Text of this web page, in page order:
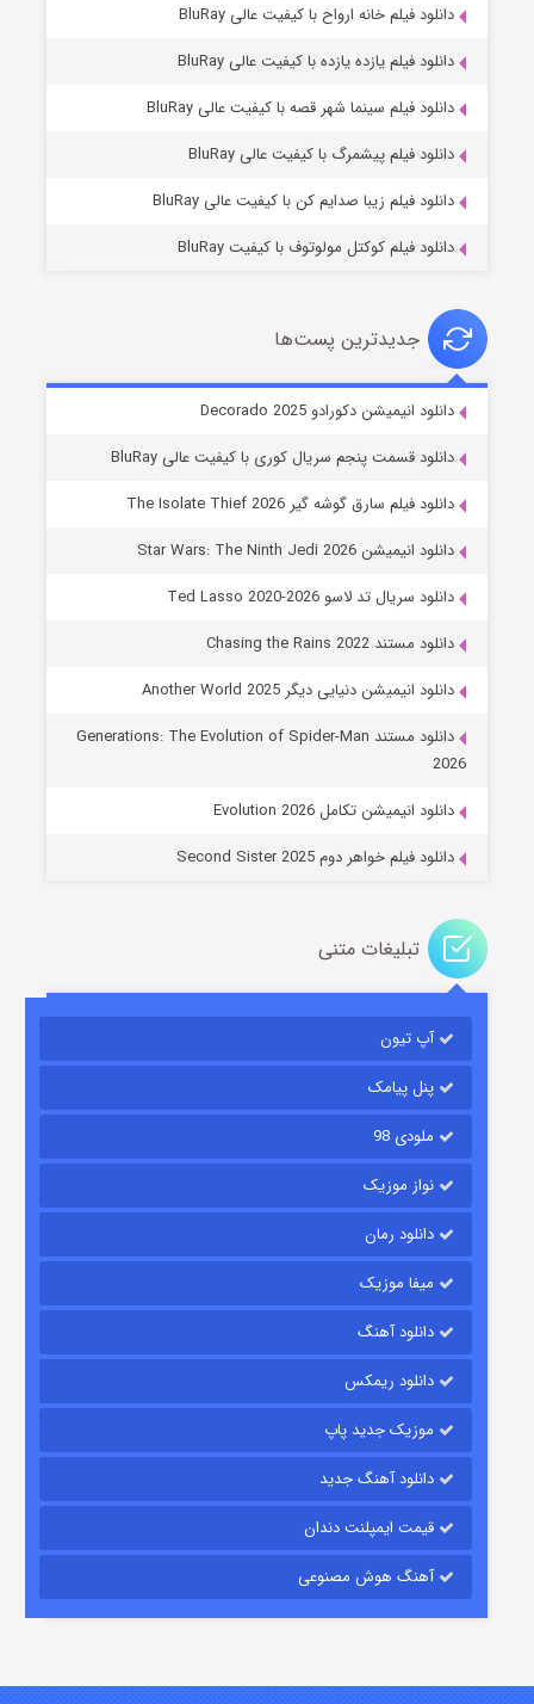
خاندان اژدها فصل ۳
جادوگری در مغولستان
قسمت۱۴ (زیرنویس) منتشر شد
باب اسفنجی فصل ۱۷
قسمت۶ (زیرنویس) منتشر شد
قسمت۱۵ (دوبله) منتشر شد
دانلود فیلم خانه ارواح با کیفیت عالی BluRay
دانلود فیلم یازده یازده با کیفیت عالی BluRay
دانلود فیلم سینما شهر قصه با کیفیت عالی BluRay
دانلود فیلم پیشمرگ با کیفیت عالی BluRay
دانلود فیلم زیبا صدایم کن با کیفیت عالی BluRay
دانلود فیلم کوکتل مولوتوف با کیفیت BluRay
جدیدترین پست‌ها
دانلود انیمیشن دکورادو Decorado 2025
دانلود قسمت پنجم سریال کوری با کیفیت عالی BluRay
دانلود فیلم سارق گوشه گیر The Isolate Thief 2026
دانلود انیمیشن Star Wars: The Ninth Jedi 2026
دانلود سریال تد لاسو Ted Lasso 2020-2026
دانلود مستند Chasing the Rains 2022
دانلود انیمیشن دنیایی دیگر Another World 2025
دانلود مستند Generations: The Evolution of Spider-Man
2026
دانلود انیمیشن تکامل Evolution 2026
دانلود فیلم خواهر دوم Second Sister 2025
تبلیغات متنی
آپ تیون
پنل پیامک
ملودی 98
نواز موزیک
دانلود رمان
میفا موزیک
دانلود آهنگ
دانلود ریمکس
موزیک جدید پاپ
دانلود آهنگ جدید
قیمت ایمپلنت دندان
آهنگ هوش مصنوعی